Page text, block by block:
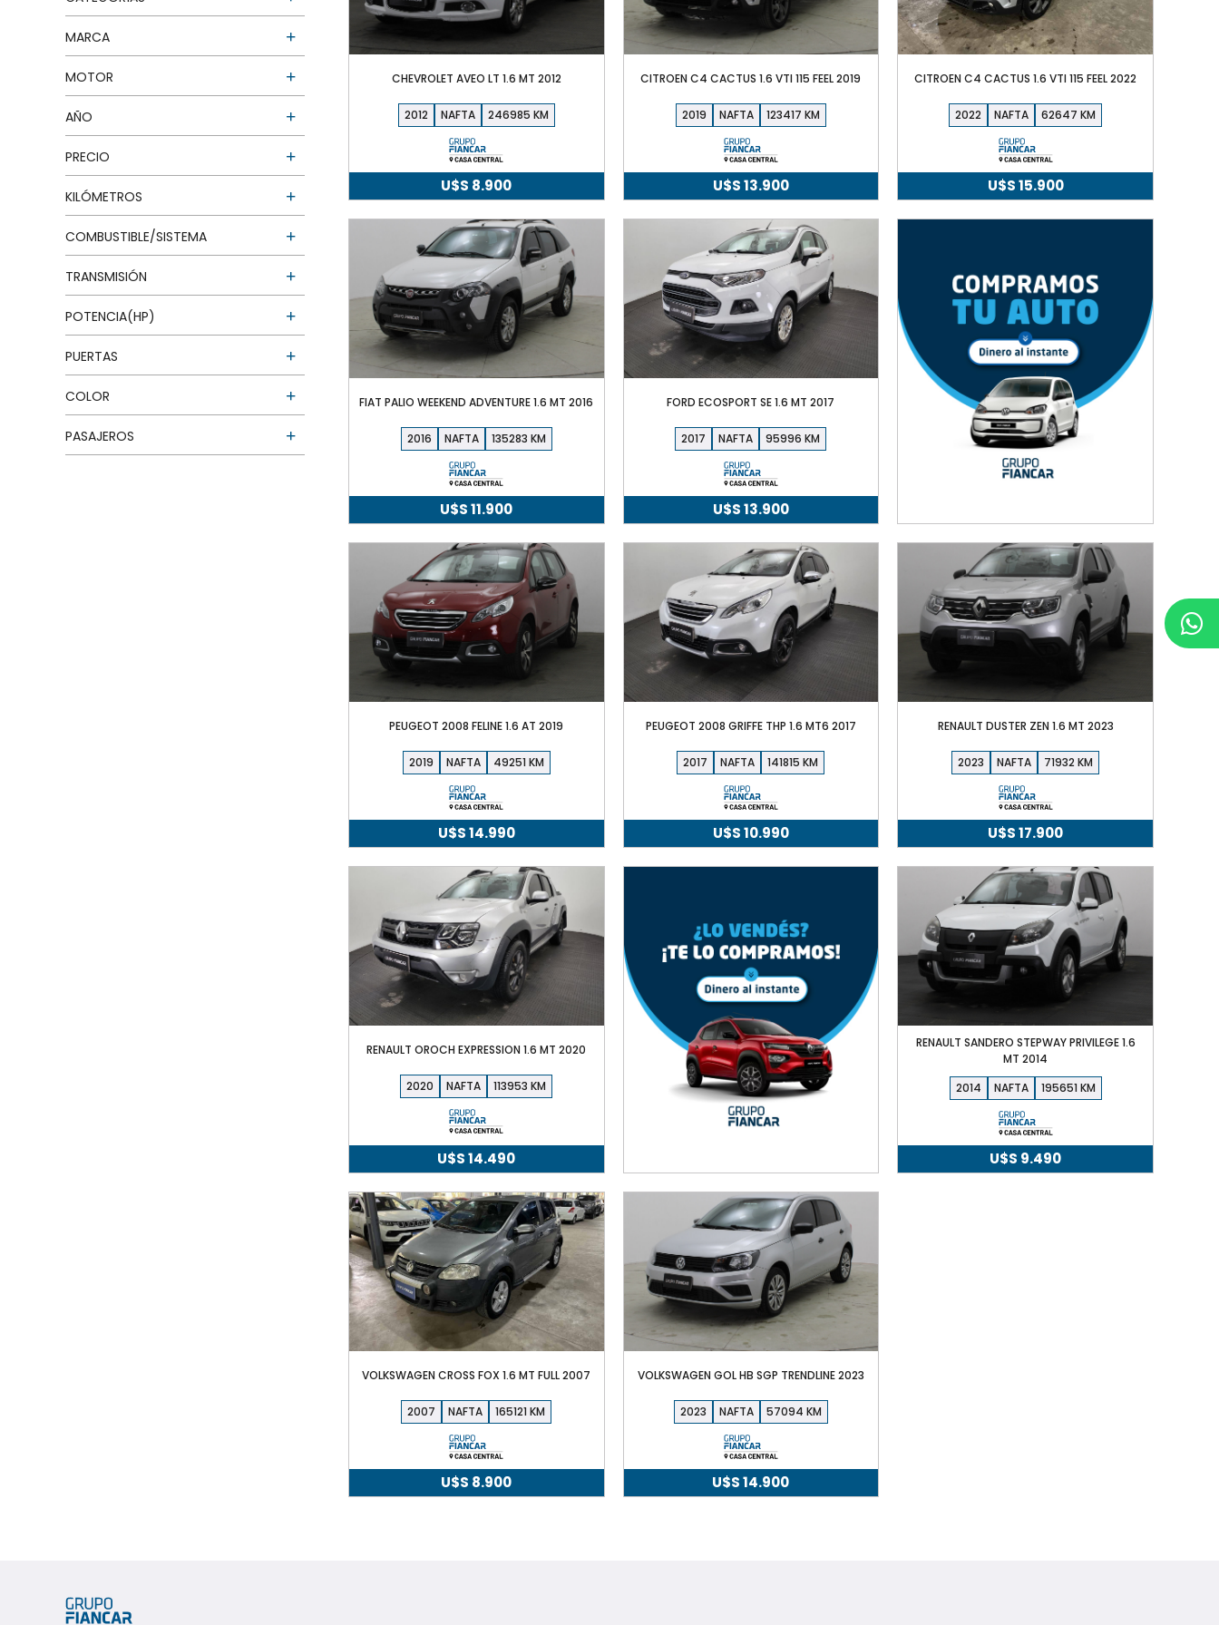
MARCA
MOTOR
AÑO
PRECIO
KILÓMETROS
COMBUSTIBLE/SISTEMA
TRANSMISIÓN
POTENCIA(HP)
PUERTAS
COLOR
PASAJEROS
CHEVROLET AVEO LT 1.6 MT 2012
2012 NAFTA 246985
U$S 8.900
CITROEN C4 CACTUS 1.6 VTI 115 FEEL 2019
2019 NAFTA 123417
U$S13.900
CITROEN C4 CACTUS 1.6 VTI 115 FEEL 2022
2022 NAFTA 62647
U$S15.900
FIAT PALIO WEEKEND ADVENTURE 1.6 MT 2016
2016 NAFTA 135283
U$S11.900
FORD ECOSPORT SE 1.6 MT 2017
2017 NAFTA 95996
U$S13.900
PEUGEOT 2008 FELINE 1.6 AT 2019
2019 NAFTA 49251
U$S14.990
PEUGEOT 2008 GRIFFE THP 1.6 MT6 2017
2017 NAFTA 141815
U$S10.990
RENAULT DUSTER ZEN 1.6 MT 2023
2023 NAFTA 71932
U$S17.900
RENAULT OROCH EXPRESSION 1.6 MT 2020
2020 NAFTA 113953
U$S14.490
RENAULT SANDERO STEPWAY PRIVILEGE 1.6
MT 2014
2014
NAFTA 195651
U$S 9.490
VOLKSWAGEN CROSS FOX 1.6 MT FULL 2007
2007 NAFTA 165121
U$S 8.900
VOLKSWAGEN GOL HB SGP TRENDLINE 2023
2023 NAFTA 57094
U$S14.900